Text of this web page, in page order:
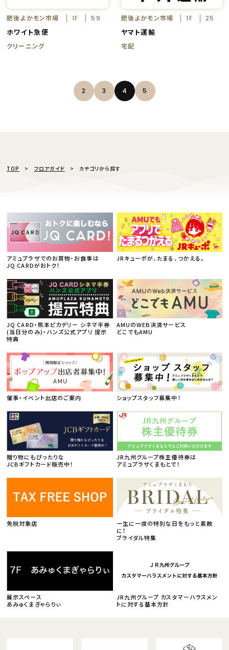
肥後よかモン市場 1F 59
ホワイト急便
クリーニング
肥後よかモン市場 1F 25
ヤマト運輸
宅配
2 3 4 5
TOP フロアガイド カテゴリから探す
アミュプラザでのお買物・お食事は
JQ CARDがおトク！
JRキューポが、たまる、つかえる。
JQ CARD・熊本ピカデリー シネマ半券
(当日分のみ)・ハンズ公式アプリ 提示
特典
AMUのWEB決済サービス
どこでもAMU
催事・イベント出店のご案内 ショップスタッフ募集中！
贈り物にもぴったりな
JCBギフトカード販売中！
JR九州グループ株主優待券は
アミュプラザくまもとで！
免税対象店
一生に一度の特別な日をもっと素敵
に！
ブライダル特集
展示スペース
あみゅくまぎゃらりぃ
JR九州グループ カスタマーハラスメン
トに対する基本方針